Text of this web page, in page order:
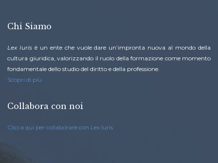
Chi Siamo
Lex Iurisè un ente che vuole dare un’impronta nuova al mondo della
cultura giuridica, valorizzando il ruolo della formazione come momento
fondamentale dello studio del diritto e della professione.
Scopri di più
Collabora con noi
Clicca qui per collaborare con Lex Iuris